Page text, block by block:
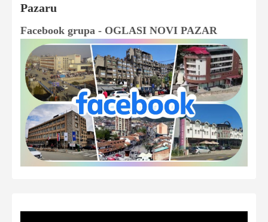
Pazaru
Facebook grupa - OGLASI NOVI PAZAR